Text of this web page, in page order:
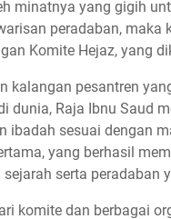
minatnya yang gigih
peradaban, maka
Komite Hejaz, yang
kalangan pesantren
dunia, Raja Ibnu Saud
ibadah sesuai dengan
yang berhasil
serta peradaban
komite dan berbagai